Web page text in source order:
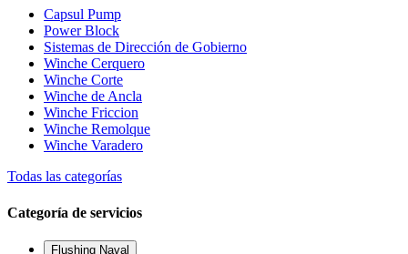
Capsul Pump
Power Block
Sistemas de Dirección de Gobierno
Winche Cerquero
Winche Corte
Winche de Ancla
Winche Friccion
Winche Remolque
Winche Varadero
Todas las categorías
Categoría de servicios
Flushing Naval